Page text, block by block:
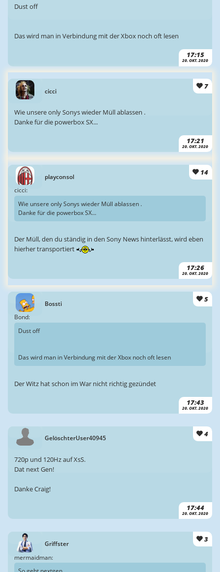
17:15
20. OKT. 2020
Dust off
Das wird man in Verbindung mit der Xbox noch oft lesen
cicci
7
17:21
20. OKT. 2020
Wie unsere only Sonys wieder Müll ablassen .
Danke für die powerbox SX...
playconsol
14
17:26
20. OKT. 2020
cicci:
Wie unsere only Sonys wieder Müll ablassen .
Danke für die powerbox SX...
Der Müll, den du ständig in den Sony News hinterlässt, wird eben
hierher transportiert
Bossti
5
17:43
20. OKT. 2020
Bond:
Dust off
Das wird man in Verbindung mit der Xbox noch oft lesen
Der Witz hat schon im War nicht richtig gezündet
GelöschterUser40945 4
17:44
20. OKT. 2020
720p und 120Hz auf XsS.
Dat next Gen!
Danke Craig!
Griffster
3
mermaidman: